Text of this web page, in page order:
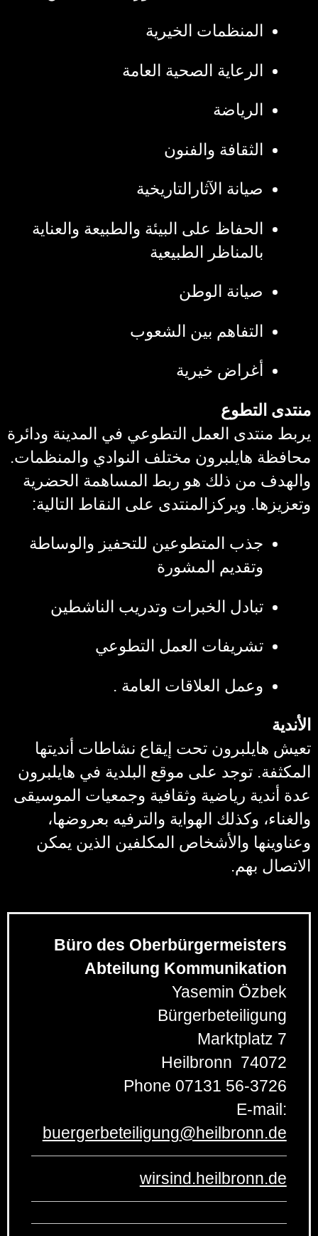
المنظمات الخيرية
الرعاية الصحية العامة
الرياضة
الثقافة والفنون
صيانة الآثارالتاريخية
الحفاظ على البيئة والطبيعة والعناية
بالمناظر الطبيعية
صيانة الوطن
التفاهم بين الشعوب
أغراض خيرية
منتدى التطوع
يربط منتدى العمل التطوعي في المدينة ودائرة
محافظة هايلبرون مختلف النوادي والمنظمات.
والهدف من ذلك هو ربط المساهمة الحضرية
وتعزيزها. ويركزالمنتدى على النقاط التالية:
جذب المتطوعين للتحفيز والوساطة
وتقديم المشورة
تبادل الخبرات وتدريب الناشطين
تشريفات العمل التطوعي
وعمل العلاقات العامة .
الأندية
تعيش هايلبرون تحت إيقاع نشاطات أنديتها
المكثفة. توجد على موقع البلدية في هايلبرون
عدة أندية رياضية وثقافية وجمعيات الموسيقى
والغناء، وكذلك الهواية والترفيه بعروضها،
وعناوينها والأشخاص المكلفين الذين يمكن
الاتصال بهم.
Büro des Oberbürgermeisters
Abteilung Kommunikation
Yasemin Özbek
Bürgerbeteiligung
Marktplatz 7
74072
Heilbronn
Phone 07131 56-3726
E-mail:
buergerbeteiligung@heilbronn.de
wirsind.heilbronn.de